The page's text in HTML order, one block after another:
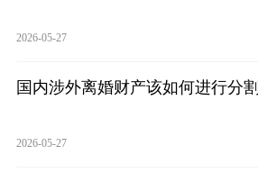
2026-05-27
国内涉外离婚财产该如何进行分割
2026-05-27